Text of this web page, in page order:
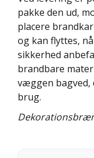
pakke den ud,
placere
og kan flyttes,
sikkerhed
brandbare
væggen bagved,
brug.